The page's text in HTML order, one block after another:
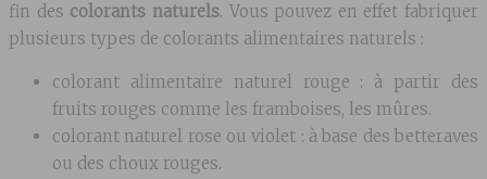
fin des colorants naturels. Vous pouvez en effet fabriquer
plusieurs types de colorants alimentaires naturels :
colorant alimentaire naturel rouge : à partir des
fruits rouges comme les framboises, les mûres.
colorant naturel rose ou violet : à base des betteraves
ou des choux rouges.